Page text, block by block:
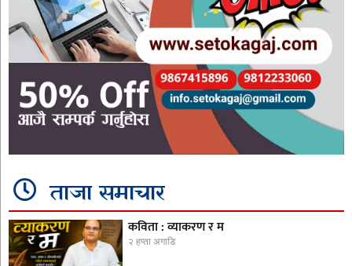
ताजा समाचार
कविता : व्याकरण र म
२ हप्ता अगाडि